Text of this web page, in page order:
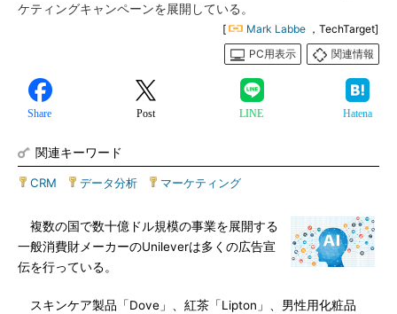
ケティングキャンペーンを展開している。
[ Mark Labbe ，TechTarget]
PC用表示
関連情報
Share Post LINE Hatena
関連キーワード
CRM データ分析 マーケティング
複数の国で数十億ドル規模の事業を展開する
一般消費財メーカーのUnileverは多くの広告宣
伝を行っている。
スキンケア製品「Dove」、紅茶「Lipton」、男性用化粧品